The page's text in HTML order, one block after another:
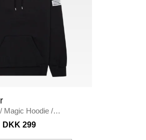
/ Magic Hoodie /
DKK 299